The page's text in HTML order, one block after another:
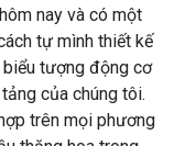
nay và có một
tự mình thiết kế
tượng động cơ
của chúng tôi.
trên mọi phương